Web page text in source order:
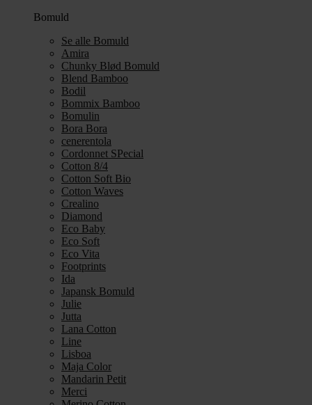
Bomuld
Se alle Bomuld
Amira
Chunky Blød Bomuld
Blend Bamboo
Bodil
Bommix Bamboo
Bomulin
Bora Bora
cenerentola
Cordonnet SPecial
Cotton 8/4
Cotton Soft Bio
Cotton Waves
Crealino
Diamond
Eco Baby
Eco Soft
Eco Vita
Footprints
Ida
Japansk Bomuld
Julie
Jutta
Lana Cotton
Line
Lisboa
Maja Color
Mandarin Petit
Merci